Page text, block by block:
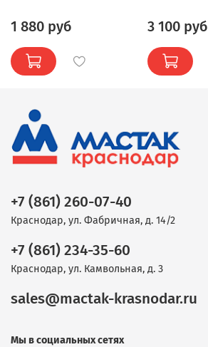
1 880 руб 3 100 руб
+7 (861) 260-07-40
Краснодар, ул. Фабричная, д. 14/2
+7 (861) 234-35-60
Краснодар, ул. Камвольная, д. 3
sales@mactak-krasnodar.ru
Мы в социальных сетях